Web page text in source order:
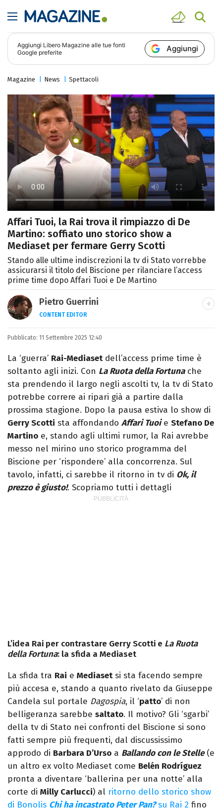
Aggiungi Libero Magazine alle tue fonti
Google preferite
Aggiungi
Magazine News Spettacoli
Affari Tuoi, la Rai trova il rimpiazzo di De
Martino: soffiato uno storico show a
Mediaset per fermare Gerry Scotti
Stando alle ultime indiscrezioni la tv di Stato vorrebbe
assicurarsi il titolo del Biscione per rilanciare l’access
prime time dopo Affari Tuoi e De Martino
Pietro Guerrini
CONTENT EDITOR
Laurea in Lettere, smania di viaggi e
Pixar).
Pubblicato: 11 Settembre 2025 12:40
La ‘guerra’ Rai-Mediasetdell’access prime time è
soltanto agli inizi. Con La Ruota della Fortunache
sta prendendo il largo negli ascolti tv, la tv di Stato
potrebbe correre ai ripari già a partire dalla
prossima stagione. Dopo la pausa estiva lo show di
Gerry Scotti sta affondando Affari Tuoie Stefano De
Martino e, stando agli ultimi rumor, la Rai avrebbe
messo nel mirino uno storico programma del
Biscione per ‘rispondere’ alla concorrenza. Sul
tavolo, infatti, ci sarebbe il ritorno in tv di Ok, il
prezzo è giusto!. Scopriamo tutti i dettagli
L’idea Rai per contrastare Gerry Scotti e La Ruota
della Fortuna: la sfida a Mediaset
La sfida tra Rai e Mediasetsi sta facendo sempre
più accesa e, stando a quanto rivelato da Giuseppe
Candela sul portale Dagospia, il ‘patto’ di non
belligeranza sarebbe saltato. Il motivo? Gli ‘sgarbi’
della tv di Stato nei confronti del Biscione si sono
fatti sempre più frequenti, dal discussissimo
approdo di Barbara D’Urso a Ballando con le Stelle(e
un altro ex volto Mediaset come Belén Rodríguez
pronta a diventare ‘ballerina per una notte’ alla
corte di Milly Carlucci) al ritorno dello storico show
di Bonolis Chi ha incastrato Peter Pan?su Rai 2 fino